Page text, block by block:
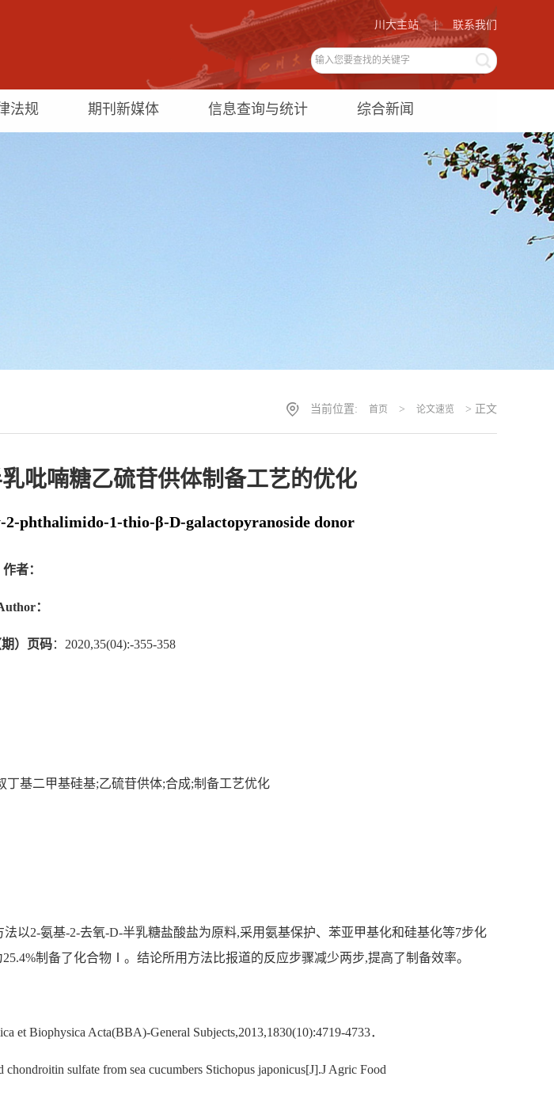
联系我们
川大主站 |
法规 期刊新媒体 信息查询与统计 综合新闻
当前位置: 首页 > 论文速览 > 正文
吡喃糖乙硫苷供体制备工艺的优化
phthalimido-1-thio-β-D-galactopyranoside donor
作者：
：
）页码：2020,35(04):-355-358
基二甲基硅基;乙硫苷供体;合成;制备工艺优化
以2-氨基-2-去氧-D-半乳糖盐酸盐为原料,采用氨基保护、苯亚甲基化和硅基化等7步化
制备了化合物Ⅰ。结论所用方法比报道的反应步骤减少两步,提高了制备效率。
et Biophysica Acta(BBA)-General Subjects,2013,1830(10):4719-4733．
sulfate from sea cucumbers Stichopus japonicus[J].J Agric Food